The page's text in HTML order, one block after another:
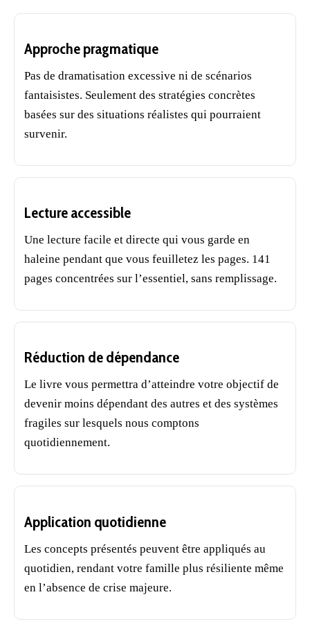
Approche pragmatique
Pas de dramatisation excessive ni de scénarios
fantaisistes. Seulement des stratégies concrètes
basées sur des situations réalistes qui pourraient
survenir.
Lecture accessible
Une lecture facile et directe qui vous garde en
haleine pendant que vous feuilletez les pages. 141
pages concentrées sur l’essentiel, sans remplissage.
Réduction de dépendance
Le livre vous permettra d’atteindre votre objectif de
devenir moins dépendant des autres et des systèmes
fragiles sur lesquels nous comptons
quotidiennement.
Application quotidienne
Les concepts présentés peuvent être appliqués au
quotidien, rendant votre famille plus résiliente même
en l’absence de crise majeure.